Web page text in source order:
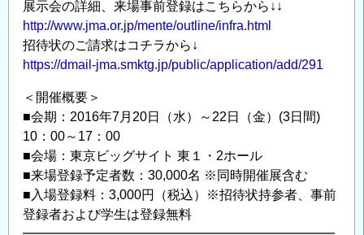
展示会の詳細、来場事前登録はこちらから↓↓
http://www.jma.or.jp/mente/outline/infra.html
招待状のご請求はコチラから↓
https://dmail-jma.smktg.jp/public/application/add/291
＜開催概要＞
■会期：2016年7月20日（水）～22日（金）(3日間)
10：00～17：00
■会場：東京ビッグサイト 東１・2ホール
■来場登録予定者数：30,000名 ※同時開催展含む
■入場登録料：3,000円（税込）※招待状持参者、事前
登録者および学生は登録無料